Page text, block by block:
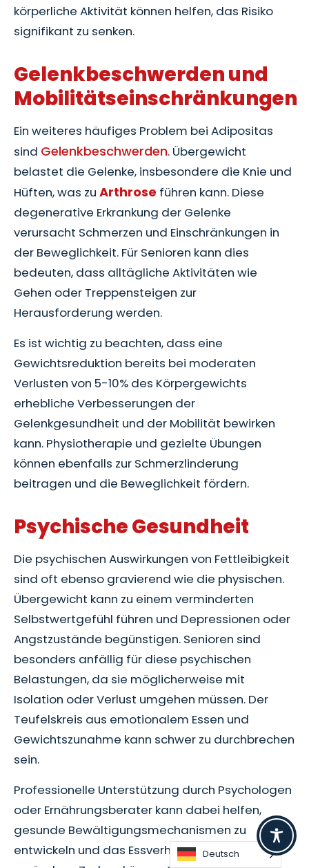
körperliche Aktivität können helfen, das Risiko
signifikant zu senken.
Gelenkbeschwerden und
Mobilitätseinschränkungen
Ein weiteres häufiges Problem bei Adipositas
sind Gelenkbeschwerden. Übergewicht
belastet die Gelenke, insbesondere die Knie und
Hüften, was zu Arthrose führen kann. Diese
degenerative Erkrankung der Gelenke
verursacht Schmerzen und Einschränkungen in
der Beweglichkeit. Für Senioren kann dies
bedeuten, dass alltägliche Aktivitäten wie
Gehen oder Treppensteigen zur
Herausforderung werden.
Es ist wichtig zu beachten, dass eine
Gewichtsreduktion bereits bei moderaten
Verlusten von 5-10% des Körpergewichts
erhebliche Verbesserungen der
Gelenkgesundheit und der Mobilität bewirken
kann. Physiotherapie und gezielte Übungen
können ebenfalls zur Schmerzlinderung
beitragen und die Beweglichkeit fördern.
Psychische Gesundheit
Die psychischen Auswirkungen von Fettleibigkeit
sind oft ebenso gravierend wie die physischen.
Übergewicht kann zu einem verminderten
Selbstwertgefühl führen und Depressionen oder
Angstzustände begünstigen. Senioren sind
besonders anfällig für diese psychischen
Belastungen, da sie möglicherweise mit
Isolation oder Verlust umgehen müssen. Der
Teufelskreis aus emotionalem Essen und
Gewichtszunahme kann schwer zu durchbrechen
sein.
Professionelle Unterstützung durch Psychologen
oder Ernährungsberater kann dabei helfen,
gesunde Bewältigungsmechanismen zu
entwickeln und das Essverhalten positiv zu
Deutsch